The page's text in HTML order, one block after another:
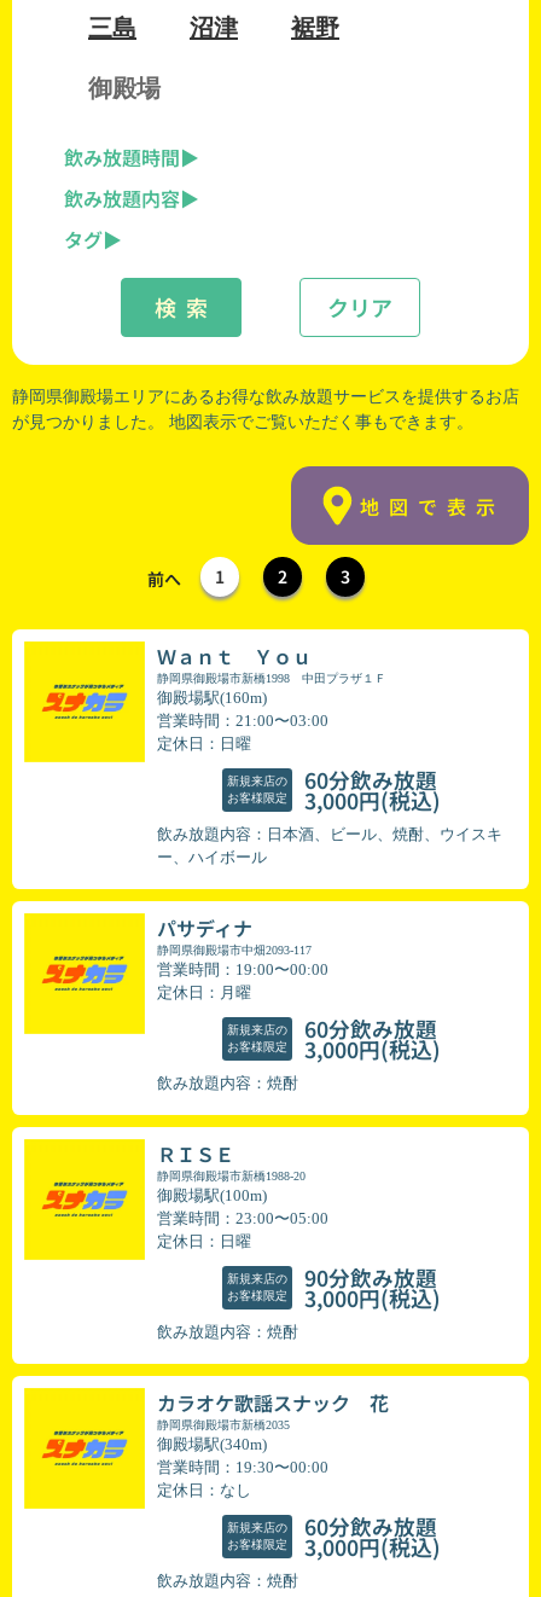
三島 沼津 裾野
御殿場
飲み放題時間
飲み放題内容
タグ
クリア
検 索
静岡県御殿場エリアにあるお得な飲み放題サービスを提供するお店
が見つかりました。 地図表示でご覧いただく事もできます。
地図で表示
前へ 1 2 3
Ｗａｎｔ Ｙｏｕ
静岡県御殿場市新橋1998 中田プラザ１Ｆ
御殿場駅(160m)
営業時間：21:00〜03:00
定休日：日曜
新規来店の
お客様限定
60分飲み放題
3,000円(税込)
飲み放題内容：日本酒、ビール、焼酎、ウイスキ
ー、ハイボール
パサディナ
静岡県御殿場市中畑2093-117
営業時間：19:00〜00:00
定休日：月曜
新規来店の
お客様限定
60分飲み放題
3,000円(税込)
飲み放題内容：焼酎
ＲＩＳＥ
静岡県御殿場市新橋1988-20
御殿場駅(100m)
営業時間：23:00〜05:00
定休日：日曜
新規来店の
お客様限定
90分飲み放題
3,000円(税込)
飲み放題内容：焼酎
カラオケ歌謡スナック 花
静岡県御殿場市新橋2035
御殿場駅(340m)
営業時間：19:30〜00:00
定休日：なし
新規来店の
お客様限定
60分飲み放題
3,000円(税込)
飲み放題内容：焼酎